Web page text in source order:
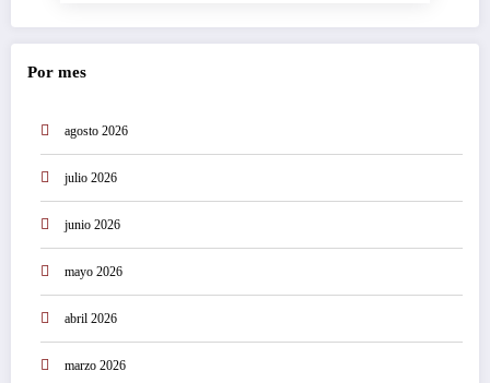
Por mes
agosto 2026
julio 2026
junio 2026
mayo 2026
abril 2026
marzo 2026